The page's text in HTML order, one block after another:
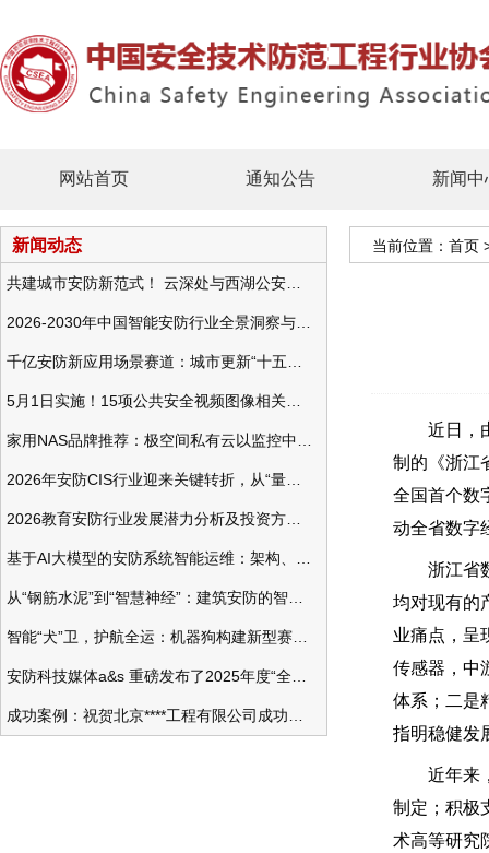
网站首页 通知公告 新闻中
新闻动态 当前位置： 首页
近日，由
制的《浙江
全国首个数
动全省数字
浙江省数
均对现有的
业痛点，呈
传感器，中
体系；二是
指明稳健发
近年来，
制定；积极
术高等研究